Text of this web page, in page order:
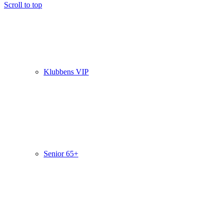
Klubbens VIP
Senior 65+
Scroll to top